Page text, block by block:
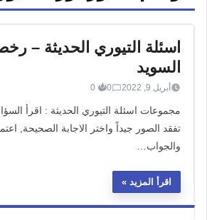
اسئلة التيوري الحديثة –
السويد
أبريل 9, 2022 0
0
مجموعات اسئلة التيوري الحديثة : اقرأ
تفقد الصور جيداً واختر الاجابة الصحيحة,
والجواب…
اقرأ المزيد